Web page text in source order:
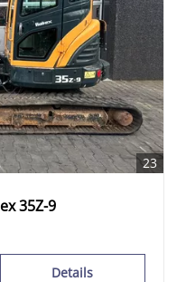
23
35Z-9
Details